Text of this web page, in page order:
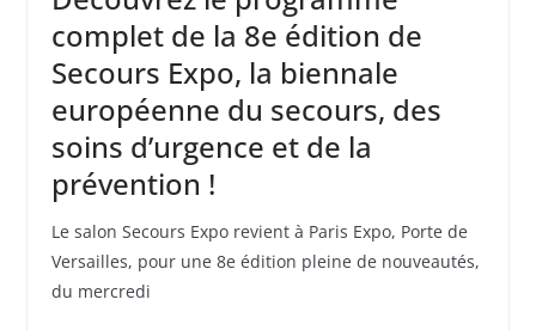
complet de la 8e édition de
Secours Expo, la biennale
européenne du secours, des
soins d’urgence et de la
prévention !
Le salon Secours Expo revient à Paris Expo, Porte de
Versailles, pour une 8e édition pleine de nouveautés,
du mercredi